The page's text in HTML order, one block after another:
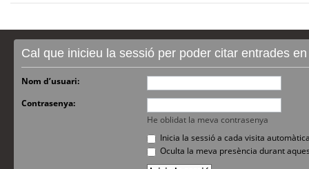
Cal que inicieu la sessió per poder citar entrades
Nom d’usuari:
Contrasenya:
He oblidat la meva contrasenya
Inicia la sessió a cada visita
Oculta la meva presència durant